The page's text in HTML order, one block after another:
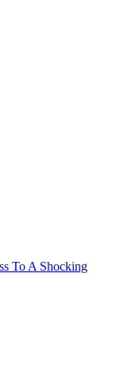
To A Shocking